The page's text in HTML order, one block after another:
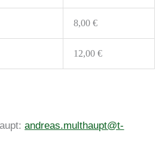
8,00 €
12,00 €
andreas.multhaupt@t-